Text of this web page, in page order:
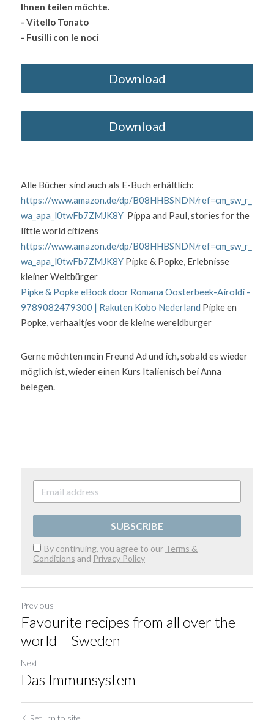
Ihnen teilen möchte.
- Vitello Tonato
- Fusilli con le noci
Download
Download
https://www.amazon.de/dp/B08HHBSNDN/ref=cm_sw_r_
wa_apa_l0twFb7ZMJK8Y
  Pippa and Paul, stories for the
https://www.amazon.de/dp/B08HHBSNDN/ref=cm_sw_r_
wa_apa_l0twFb7ZMJK8Y Pipke & Popke, Erlebnisse
Pipke & Popke eBook door Romana Oosterbeek-Airoldi -
9789082479300 | Rakuten Kobo Nederland Pipke en
Popke, verhaaltjes voor de kleine wereldburger
Gerne möchten mein Freund Ad und ich, sobald es wieder
möglich ist, wieder einen Kurs Italienisch bei Anna
belegen.
SUBSCRIBE
By continuing, you agree to our Terms &
Conditions and Privacy Policy
Previous
Favourite recipes from all over the
world – Sweden
Next
Das Immunsystem
Return to site